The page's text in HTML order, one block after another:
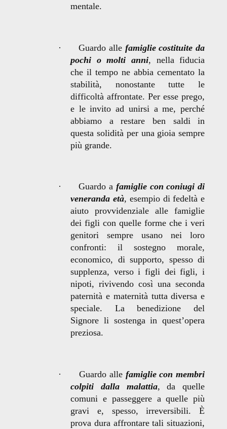
mentale.
· Guardo alle famiglie costituite da
pochi o molti anni, nella fiducia
che il tempo ne abbia cementato la
stabilità, nonostante tutte le
difficoltà affrontate. Per esse prego,
e le invito ad unirsi a me, perché
abbiamo a restare ben saldi in
questa solidità per una gioia sempre
più grande.
· Guardo a famiglie con coniugi di
veneranda età, esempio di fedeltà e
aiuto provvidenziale alle famiglie
dei figli con quelle forme che i veri
genitori sempre usano nei loro
confronti: il sostegno morale,
economico, di supporto, spesso di
supplenza, verso i figli dei figli, i
nipoti, rivivendo così una seconda
paternità e maternità tutta diversa e
speciale. La benedizione del
Signore li sostenga in quest’opera
preziosa.
· Guardo alle famiglie con membri
colpiti dalla malattia, da quelle
comuni e passeggere a quelle più
gravi e, spesso, irreversibili. È
prova dura affrontare tali situazioni,